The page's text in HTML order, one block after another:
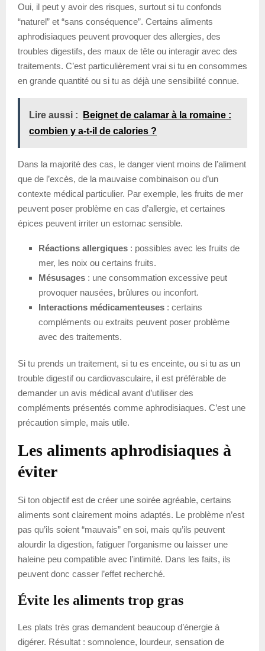
Oui, il peut y avoir des risques, surtout si tu confonds
“naturel” et “sans conséquence”. Certains aliments
aphrodisiaques peuvent provoquer des allergies, des
troubles digestifs, des maux de tête ou interagir avec des
traitements. C’est particulièrement vrai si tu en consommes
en grande quantité ou si tu as déjà une sensibilité connue.
Lire aussi :
Beignet de calamar à la romaine :
combien y a-t-il de calories ?
Dans la majorité des cas, le danger vient moins de l’aliment
que de l’excès, de la mauvaise combinaison ou d’un
contexte médical particulier. Par exemple, les fruits de mer
peuvent poser problème en cas d’allergie, et certaines
épices peuvent irriter un estomac sensible.
Réactions allergiques : possibles avec les fruits de
mer, les noix ou certains fruits.
Mésusages : une consommation excessive peut
provoquer nausées, brûlures ou inconfort.
Interactions médicamenteuses : certains
compléments ou extraits peuvent poser problème
avec des traitements.
Si tu prends un traitement, si tu es enceinte, ou si tu as un
trouble digestif ou cardiovasculaire, il est préférable de
demander un avis médical avant d’utiliser des
compléments présentés comme aphrodisiaques. C’est une
précaution simple, mais utile.
Les aliments aphrodisiaques à
éviter
Si ton objectif est de créer une soirée agréable, certains
aliments sont clairement moins adaptés. Le problème n’est
pas qu’ils soient “mauvais” en soi, mais qu’ils peuvent
alourdir la digestion, fatiguer l’organisme ou laisser une
haleine peu compatible avec l’intimité. Dans les faits, ils
peuvent donc casser l’effet recherché.
Évite les aliments trop gras
Les plats très gras demandent beaucoup d’énergie à
digérer. Résultat : somnolence, lourdeur, sensation de